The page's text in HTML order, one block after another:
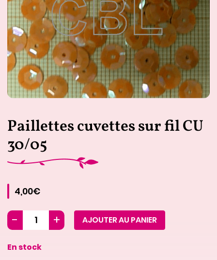
Paillettes cuvettes sur fil CU
30/05
4,00€
AJOUTER AU PANIER
En stock